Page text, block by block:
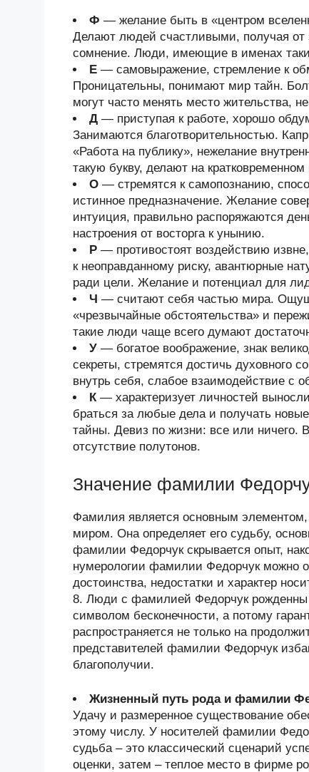
Ф — желание быть в «центром
Делают людей счастливыми, получая от
сомнение. Люди, имеющие в именах
Е — самовыражение, стремление к
Проницательны, понимают мир тайн.
могут часто менять место жительства,
Д — приступая к работе, хорошо
Занимаются благотворительностью.
«Работа на публику», нежелание
такую букву, делают на
О — стремятся к самопознанию,
истинное предназначение. Желание
интуиция, правильно распоряжаются
настроения от восторга к унынию.
Р — противостоят воздействию
к неоправданному риску, авантюрные
ради цели. Желание и потенциал для
Ч — считают себя частью мира.
«чрезвычайные обстоятельства» и
такие люди чаще всего думают
У — богатое воображение, знак
секреты, стремятся достичь духовного
внутрь себя, слабое взаимодействие с
К— характеризует личностей
браться за любые дела и получать
тайны. Девиз по жизни: все или ничего.
отсутствие полутонов.
Значение фамилии
Фамилия является основным
миром. Она определяет его судьбу,
фамилии Федорчук скрывается опыт,
нумерологии фамилии Федорчук можно
достоинства, недостатки и характер
8. Люди с фамилией Федорчук рожденны
символом бесконечности, а потому
распространяется не только на
представителей фамилии Федорчук
благополучии.
Жизненный путь рода и фамилии
Удачу и размеренное существование
этому числу. У носителей фамилии
судьба – это классический сценарий
оценки, затем – теплое место в фирме